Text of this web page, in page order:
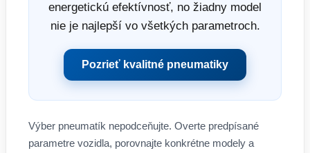
energetickú efektívnosť, no žiadny model
nie je najlepší vo všetkých parametroch.
Pozrieť kvalitné pneumatiky
Výber pneumatík nepodceňujte. Overte predpísané
parametre vozidla, porovnajte konkrétne modely a